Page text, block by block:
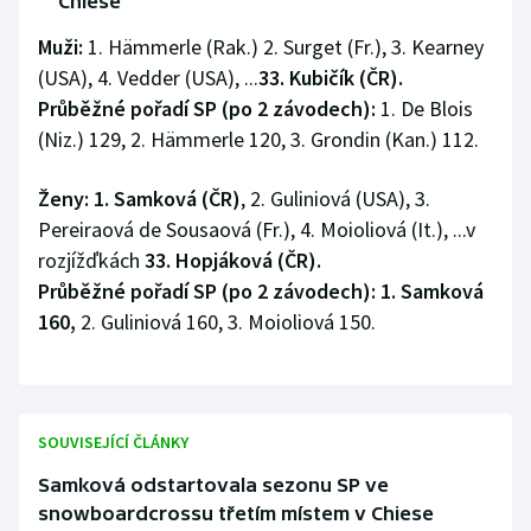
Triatlon
Veslování
Vodní slalom
Volejbal
Ostatní
Muži: 1. Hämmerle (Rak.) 2. Surget (Fr.), 3. Kearney
(USA), 4. Vedder (USA), ...33. Kubičík (ČR).
Průběžné pořadí SP (po 2 závodech): 1. De Blois
(Niz.) 129, 2. Hämmerle 120, 3. Grondin (Kan.) 112.
Ženy: 1. Samková (ČR), 2. Guliniová (USA), 3.
Pereiraová de Sousaová (Fr.), 4. Moioliová (It.), ...v
rozjížďkách 33. Hopjáková (ČR).
Průběžné pořadí SP (po 2 závodech): 1. Samková
160, 2. Guliniová 160, 3. Moioliová 150.
SOUVISEJÍCÍ ČLÁNKY
Samková odstartovala sezonu SP ve
snowboardcrossu třetím místem v Chiese